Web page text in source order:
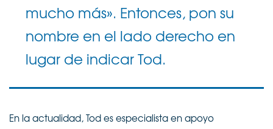
mucho más». Entonces, pon su
nombre en el lado derecho en
lugar de indicar Tod.
En la actualidad, Tod es especialista en apoyo